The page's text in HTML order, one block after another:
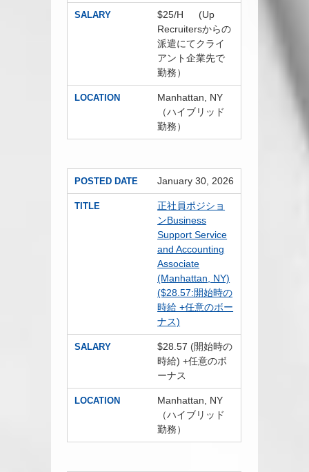
SALARY
$25/H (Up
Recruitersからの
派遣にてクライ
アント企業先で
勤務）
LOCATION
Manhattan, NY
（ハイブリッド
勤務）
POSTED DATE January 30, 2026
TITLE
正社員ポジショ
ンBusiness
Support Service
and Accounting
Associate
(Manhattan, NY)
($28.57:開始時の
時給 +任意のボー
ナス)
SALARY
$28.57 (開始時の
時給) +任意のボ
ーナス
LOCATION
Manhattan, NY
（ハイブリッド
勤務）